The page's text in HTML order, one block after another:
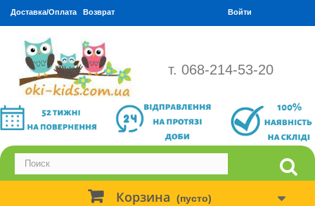
Доставка/Оплата Возврат Войти
т. 068-214-53-20
Корзина (пусто)